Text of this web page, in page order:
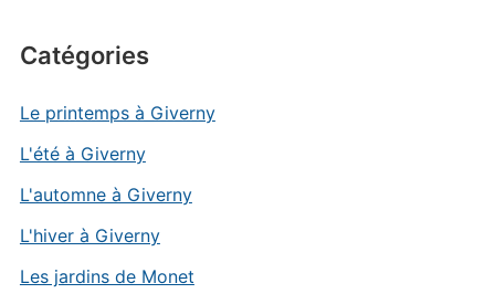
Catégories
Le printemps à Giverny
L'été à Giverny
L'automne à Giverny
L'hiver à Giverny
Les jardins de Monet